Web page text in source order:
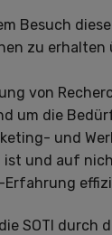
Besuch
zu erhalten
von
um die
und
und auf
Erfahrung
SOTI durch